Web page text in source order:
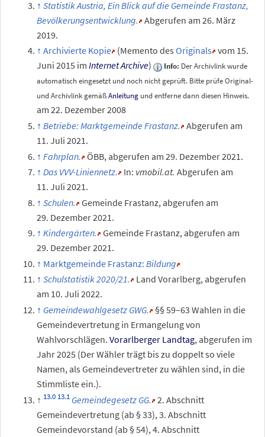
Statistik Austria, Ein Blick auf die Gemeinde Frastanz,
Bevölkerungsentwicklung.
Abgerufen am 26. März
2019.
Archivierte Kopie (Memento desOriginals vom 15.
Juni 2015 imInternet Archive) Info: Der Archivlink wurde
automatisch eingesetzt und noch nicht geprüft. Bitte prüfe Original-
und Archivlink gemäßAnleitung und entferne dann diesen Hinweis.
am 22. Dezember 2008
Betriebe: Marktgemeinde Frastanz.
Abgerufen am
11. Juli 2021 .
Fahrplan.
ÖBB, abgerufen am 29. Dezember 2021 .
Das VVV-Liniennetz.
In: vmobil.at. Abgerufen am
11. Juli 2021.
Schulen.
Gemeinde Frastanz, abgerufen am
29. Dezember 2021 .
Kindergärten.
Gemeinde Frastanz, abgerufen am
29. Dezember 2021.
Marktgemeinde Frastanz:Bildung
Schulstatistik 2020/21.
Land Vorarlberg, abgerufen
am 10. Juli 2022.
Gemeindewahlgesetz GWG.
§§ 59–63 Wahlen in die
Gemeindevertretung in Ermangelung von
Wahlvorschlägen. Vorarlberger Landtag, abgerufen im
Jahr 2025 (Der Wähler trägt bis zu doppelt so viele
Namen, als Gemeindevertreter zu wählen sind, in die
Stimmliste ein.).
Gemeindegesetz GG.
2. Abschnitt
Gemeindevertretung (ab §33), 3. Abschnitt
Gemeindevorstand (ab §54), 4. Abschnitt